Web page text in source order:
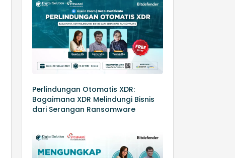
Perlindungan Otomatis XDR:
Bagaimana XDR Melindungi Bisnis
dari Serangan Ransomware